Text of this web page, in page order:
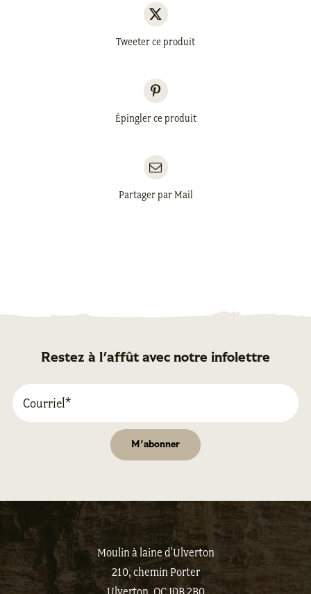
Tweeter ce produit
Épingler ce produit
Partager par Mail
Restez à l'affût avec notre infolettre
Moulin à laine d'Ulverton
210, chemin Porter